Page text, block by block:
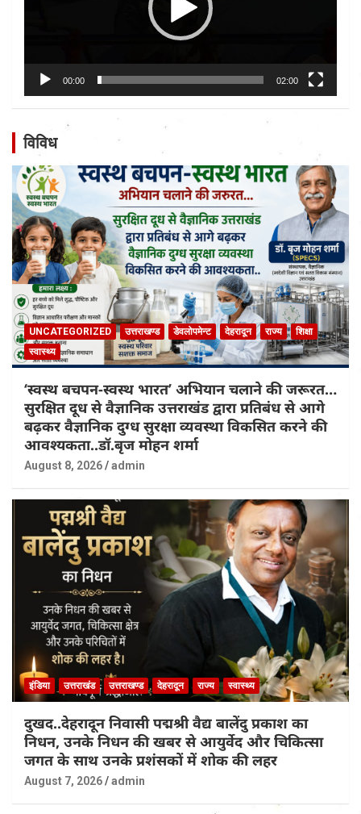
00:00 02:00
विविध
UNCATEGORIZED उत्तराखण्ड डेवलोपमेन्ट देहरादून राज्य
शिक्षा
स्वास्थ्य
‘स्वस्थ बचपन-स्वस्थ भारत’ अभियान चलाने की जरूरत…
सुरक्षित दूध से वैज्ञानिक उत्तराखंड द्वारा प्रतिबंध से आगे
बढ़कर वैज्ञानिक दुग्ध सुरक्षा व्यवस्था विकसित करने की
आवश्यकता..डॉ.बृज मोहन शर्मा
August 8, 2026 admin
इंडिया उत्तराखंड उत्तराखण्ड देहरादून राज्य स्वास्थ्य
दुखद..देहरादून निवासी पद्मश्री वैद्य बालेंदु प्रकाश का
निधन, उनके निधन की खबर से आयुर्वेद और चिकित्सा
जगत के साथ उनके प्रशंसकों में शोक की लहर
August 7, 2026 admin